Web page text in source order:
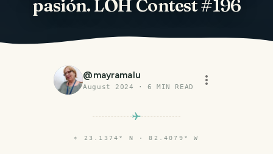
pasión. LOH Contest #196
@mayramalu
August 2024 ·6 MIN READ
⌖ 23.1374° N · 82.4079° W